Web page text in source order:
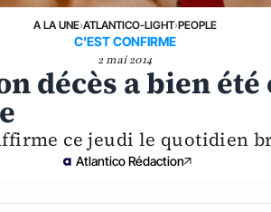
A LA UNE›ATLANTICO-LIGHT›PEOPLE
C'EST CONFIRME
2 mai 2014
décès a bien
ce jeudi le quotidien
Atlantico Rédaction